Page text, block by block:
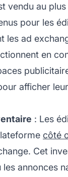
vendu au
pour les
les ad
en
afficher
: Les
côté
Cet
les annonces